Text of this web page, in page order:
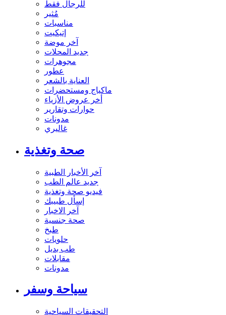
للرجال فقط
مُثير
مناسبات
إتيكيت
آخر موضة
جديد المحلات
مجوهرات
عطور
العناية بالشعر
ماكياج ومستحضرات
أخر عروض الأزياء
حوارات وتقارير
مدونات
غاليري
صحة وتغذية
آخر الأخبار الطبية
جديد عالم الطب
فيديو صحة وتغذية
إسأل طبيبك
آخر الاخبار
صحة جنسية
طبخ
حلويات
طب بديل
مقابلات
مدونات
سياحة وسفر
التحقيقات السياحية